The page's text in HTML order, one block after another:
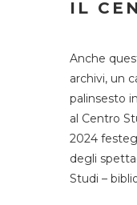
IL
Anche
archivi, un
palinsesto
al Centro
2024
degli
Studi –